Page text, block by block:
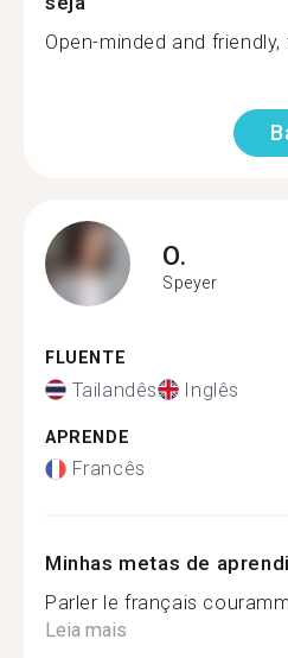
Open-minded and friendly,
O.
Speyer
FLUENTE
Tailandês Inglês
APRENDE
Francês
Minhas metas de
Parler le français
Leia mais